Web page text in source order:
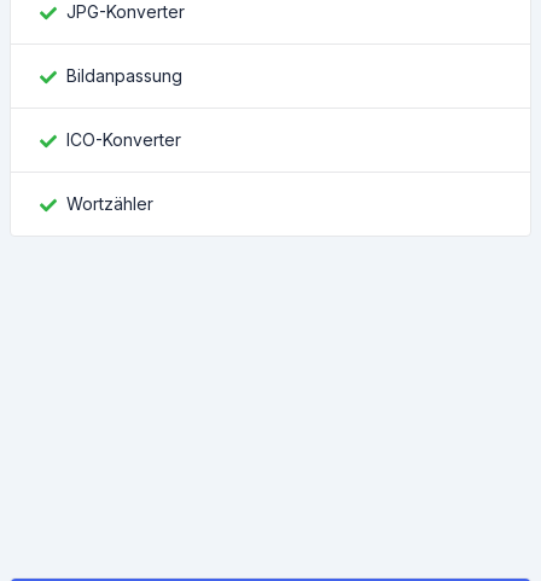
JPG-Konverter
Bildanpassung
ICO-Konverter
Wortzähler